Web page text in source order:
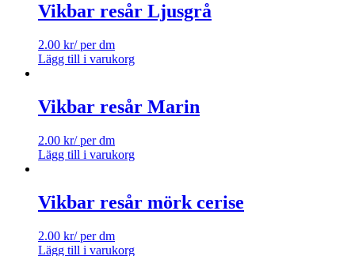
Vikbar resår Ljusgrå
2.00 kr/ per dm
Lägg till i varukorg
Vikbar resår Marin
2.00 kr/ per dm
Lägg till i varukorg
Vikbar resår mörk cerise
2.00 kr/ per dm
Lägg till i varukorg